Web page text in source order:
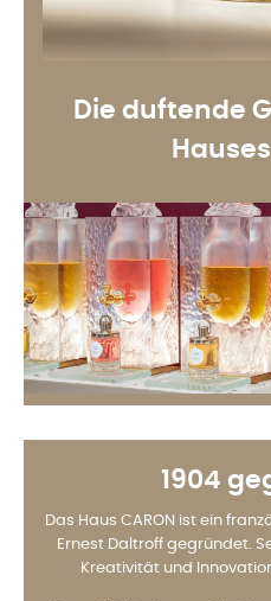
Die duftende
1904
Das Haus CARON ist ein
Ernest Daltroff gegründet.
Kreativität und